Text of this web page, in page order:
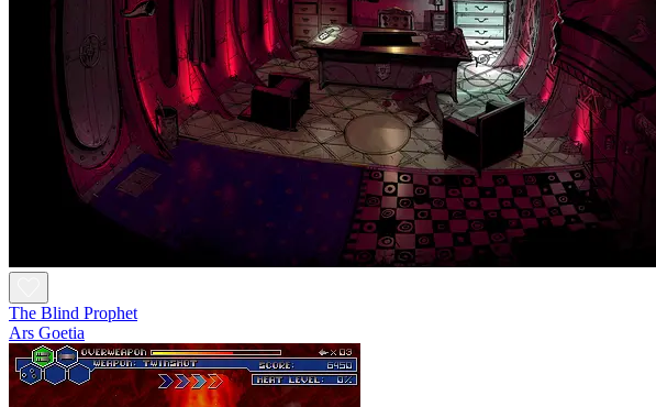
The Blind Prophet
Ars Goetia